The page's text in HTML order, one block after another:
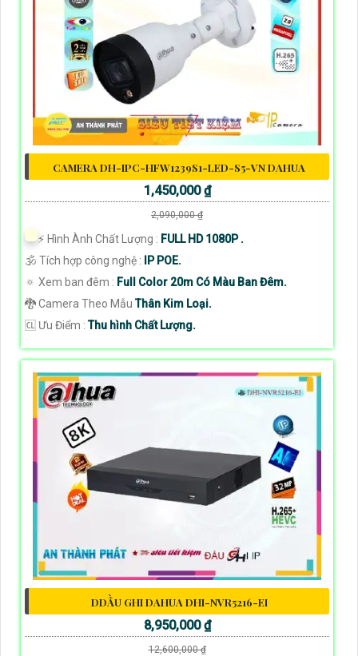
CAMERA DH-IPC-HFW1239S1-LED-S5-VN DAHUA
1,450,000 ₫
2,090,000 ₫
️⚡ Hình Ành Chất Lượng : FULL HD 1080P .
🕉️ Tích hợp công nghệ :
IP POE.
🔅 Xem ban đêm : Full Color 20m Có Màu Ban Đêm.
🐉️ Camera Theo MẫuThân Kim Loại.
️🆑 Ưu Điểm :Thu hình Chất Lượng.
DDẦU GHI DAHUA DHI-NVR5216-EI
8,950,000 ₫
12,600,000 ₫